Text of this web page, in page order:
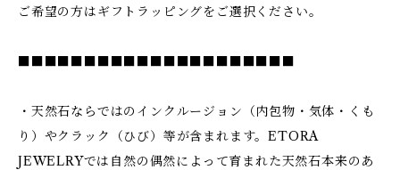
ご希望の方はギフトラッピングをご選択ください。
■■■■■■■■■■■■■■■■■■■■■
・天然石ならではのインクルージョン（内包物・気体・くも
り）やクラック（ひび）等が含まれます。ETORA
JEWELRYでは自然の偶然によって育まれた天然石本来のあ